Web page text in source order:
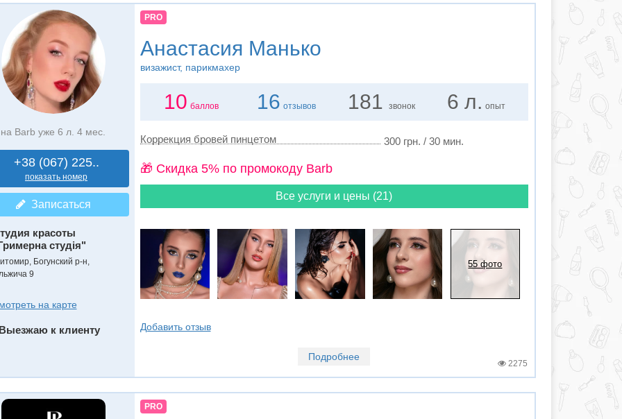
на Barb уже 6 л. 4 мес.
+38 (067) 225..
показать номер
Записаться
красоты
студія"
Богунский р-н,
9
на карте
к клиенту
PRO
Анастасия Манько
визажист, парикмахер
10 баллов 16 отзывов 181 звонок 6 л. опыт
Коррекция бровей пинцетом 300 грн. / 30 мин.
🎁 Cкидка 5% по промокоду Barb
Все услуги и цены (21)
55 фото
Добавить отзыв
Подробнее
2275
PRO